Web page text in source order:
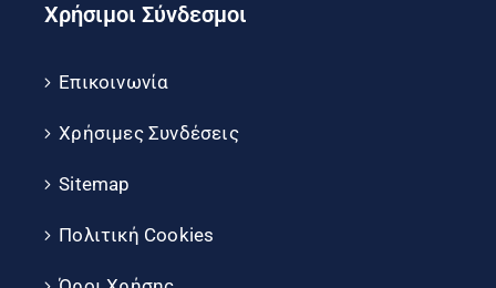
Χρήσιμοι Σύνδεσμοι
Επικοινωνία
Χρήσιμες Συνδέσεις
Sitemap
Πολιτική Cookies